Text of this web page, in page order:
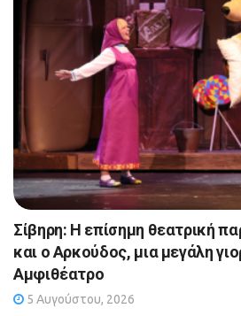
Σίβηρη: Η επίσημη θεατρική
και ο Αρκούδος, μια μεγάλη
Αμφιθέατρο
5 Αυγούστου, 2026